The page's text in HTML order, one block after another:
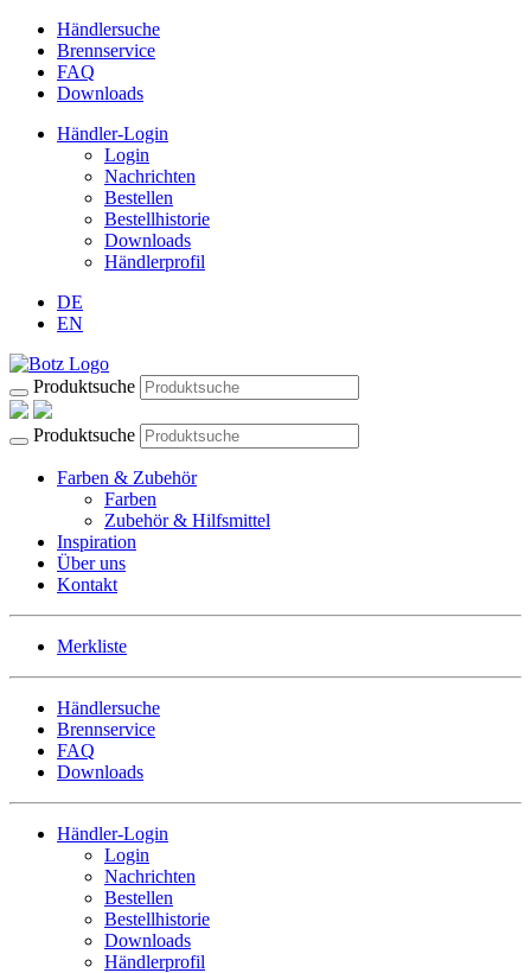
Händlersuche
Brennservice
FAQ
Downloads
Händler-Login
Login
Nachrichten
Bestellen
Bestellhistorie
Downloads
Händlerprofil
DE
EN
Produktsuche
Produktsuche
Farben & Zubehör
Farben
Zubehör & Hilfsmittel
Inspiration
Über uns
Kontakt
Merkliste
Händlersuche
Brennservice
FAQ
Downloads
Händler-Login
Login
Nachrichten
Bestellen
Bestellhistorie
Downloads
Händlerprofil